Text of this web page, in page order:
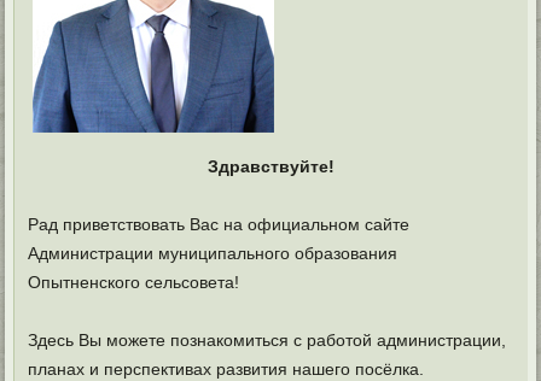
Здравствуйте!
Рад приветствовать Вас на официальном сайте
Администрации муниципального образования
Опытненского сельсовета!
Здесь Вы можете познакомиться с работой администрации,
планах и перспективах развития нашего посёлка.